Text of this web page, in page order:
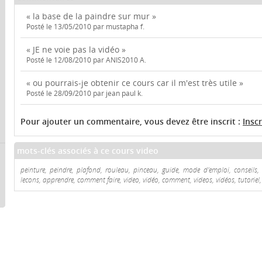
« la base de la paindre sur mur »
Posté le 13/05/2010 par mustapha f.
« JE ne voie pas la vidéo »
Posté le 12/08/2010 par ANIS2010 A.
« ou pourrais-je obtenir ce cours car il m'est très utile »
Posté le 28/09/2010 par jean paul k.
Pour ajouter un commentaire, vous devez être inscrit :
mots-clés associés à ce cours video
peinture, peindre, plafond, rouleau, pinceau, guide, mode d'emploi, conseils,
lecons, apprendre, comment faire, video, vidéo, comment, videos, vidéos,